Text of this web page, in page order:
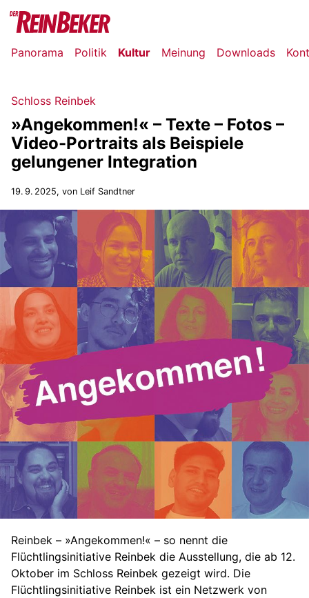
Panorama Politik Kultur Meinung Downloads
Schloss Reinbek
»Angekommen!« – Texte – Fotos –
Video-Portraits als Beispiele
gelungener Integration
19. 9. 2025, von Leif Sandtner
Reinbek – »Angekommen!« – so nennt die
Flüchtlingsinitiative Reinbek die Ausstellung, die ab 12.
Oktober im Schloss Reinbek gezeigt wird. Die
Flüchtlingsinitiative Reinbek ist ein Netzwerk von